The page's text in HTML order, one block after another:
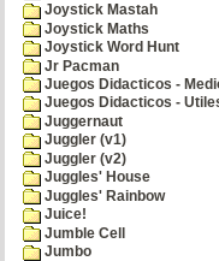
Joystick Mastah
Joystick Maths
Joystick Word Hunt
Jr Pacman
Juegos Didacticos -
Juegos Didacticos -
Juggernaut
Juggler (v1)
Juggler (v2)
Juggles' House
Juggles' Rainbow
Juice!
Jumble Cell
Jumbo